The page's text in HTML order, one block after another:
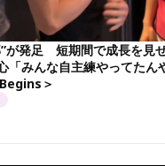
が発足 短期間で成長を見
「みんな自主練やってたん
＞